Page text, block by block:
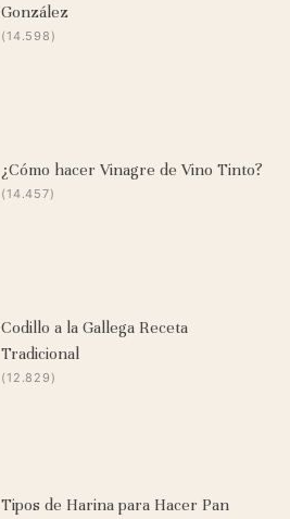
González
(14.598)
¿Cómo hacer Vinagre de Vino Tinto?
(14.457)
Codillo a la Gallega Receta
Tradicional
(12.829)
Tipos de Harina para Hacer Pan